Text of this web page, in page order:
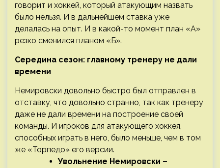
говорит и хоккей, который атакующим назвать
было нельзя. И в дальнейшем ставка уже
делалась на опыт. И в какой-то момент план «А»
резко сменился планом «Б».
Середина сезон: главному тренеру не дали
времени
Немировски довольно быстро был отправлен в
отставку, что довольно странно, так как тренеру
даже не дали времени на построение своей
команды. И игроков для атакующего хоккея,
способных играть в него, было меньше, чем в том
же «Торпедо» его версии.
Увольнение Немировски –